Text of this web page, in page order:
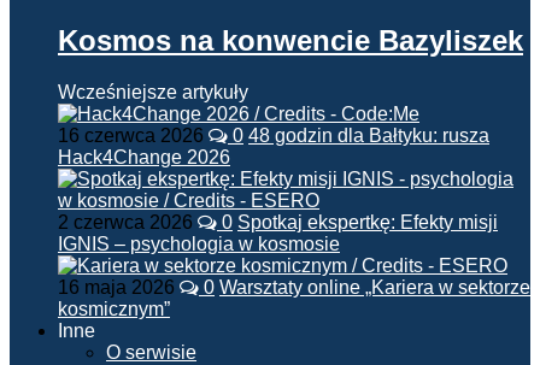
Kosmos na konwencie Bazyliszek
Wcześniejsze artykuły
16 czerwca 2026 0 48 godzin dla Bałtyku: rusza
Hack4Change 2026
2 czerwca 2026 0 Spotkaj ekspertkę: Efekty misji
IGNIS – psychologia w kosmosie
16 maja 2026 0 Warsztaty online „Kariera w sektorze
kosmicznym”
Inne
O serwisie